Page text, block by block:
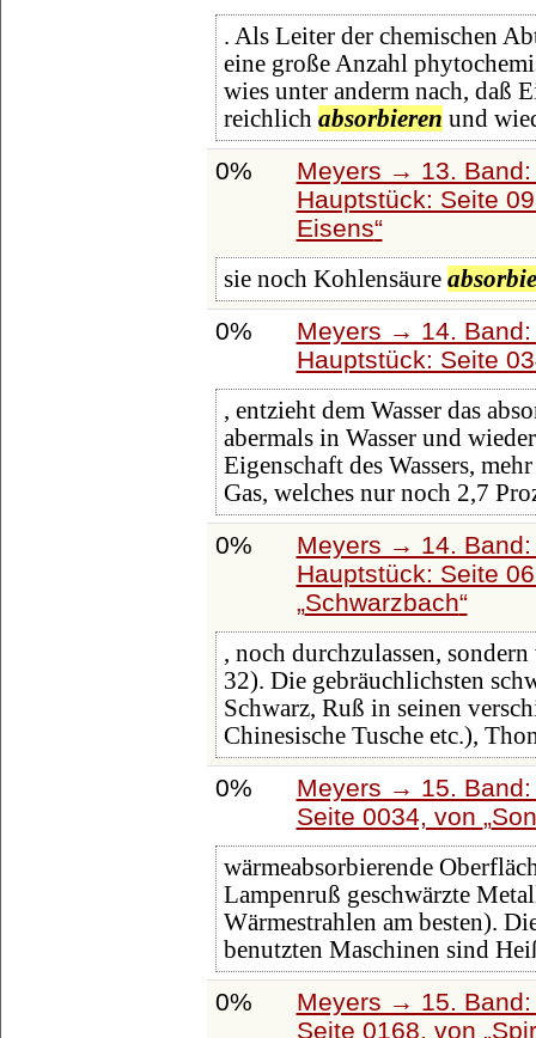
. Als Leiter der chemischen
eine große Anzahl
wies unter anderm nach, daß
reichlich absorbieren und
0%
Meyers → 13.
Hauptstück: Seite
Eisens
sie noch Kohlensäure
0%
Meyers → 14.
Hauptstück: Seite
, entzieht dem Wasser das
abermals in Wasser und
Eigenschaft des Wassers,
Gas, welches nur noch 2,7
0%
Meyers → 14.
Hauptstück: Seite
Schwarzbach
, noch durchzulassen,
32). Die gebräuchlichsten
Schwarz, Ruß in seinen
Chinesische Tusche etc.),
0%
Meyers → 15.
Seite 0034, von
wärmeabsorbierende
Lampenruß geschwärzte
Wärmestrahlen am besten).
benutzten Maschinen sind
0%
Meyers → 15.
Seite 0168, von